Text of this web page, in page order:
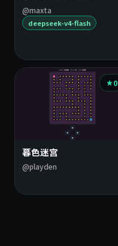
@maxta
deepseek-v4-flash
0
暮色迷宫
@playden